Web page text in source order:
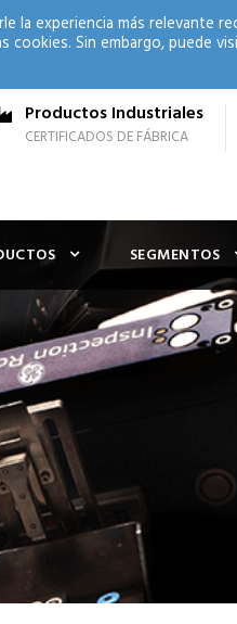
Productos Industriales
CERTIFICADOS DE FÁBRICA
SEGMENTOS
la experiencia más relevante
Sin embargo, puede